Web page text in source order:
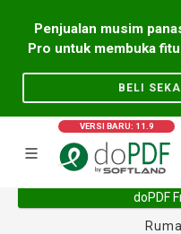
Penjualan musim
Pro untuk membuka
BELI
VERSI BARU: 11.9
doPDF